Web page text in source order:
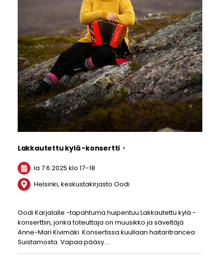
Lakkautettu kylä -konsertti
la 7.6.2025 klo 17–18
Helsinki, keskustakirjasto Oodi
Oodi Karjalalle -tapahtuma huipentuu Lakkautettu kylä -
konserttiin, jonka toteuttaja on muusikko ja säveltäjä
Anne-Mari Kivimäki. Konsertissa kuullaan haitaritrancea
Suistamosta. Vapaa pääsy.…